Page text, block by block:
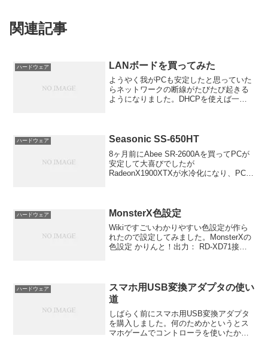
関連記事
ハードウェア LANボードを買ってみた
ようやく我がPCも安定したと思っていた
らネットワークの断線がたびたび起きる
ようになりました。DHCPを使えば一応
かわかり...
ハードウェア Seasonic SS-650HT
8ヶ月前にAbee SR-2600Aを買ってPCが
安定して大喜びでしたが
RadeonX1900XTXが水冷化になり、PCが
をつけた...
ハードウェア MonsterX色設定
Wikiですごいわかりやすい色設定が作ら
れたので設定してみました。MonsterXの
色設定 かりんと！出力： RD-XD71接
ハードウェア
スマホ用USB変換アダプタの使い
道
しばらく前にスマホ用USB変換アダプタ
を購入しました。何のためかというとス
マホゲームでコントローラを使いたかっ